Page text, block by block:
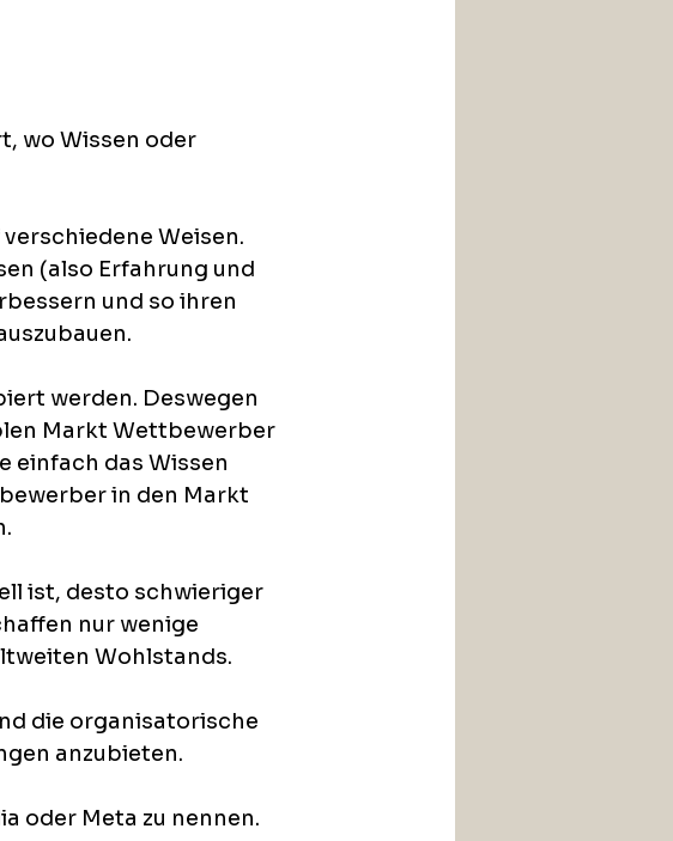
wo Wissen oder
Weisen.
(also Erfahrung und
und so ihren
werden. Deswegen
Markt Wettbewerber
einfach das Wissen
in den Markt
ist, desto schwieriger
nur wenige
Wohlstands.
die organisatorische
anzubieten.
oder Meta zu nennen.